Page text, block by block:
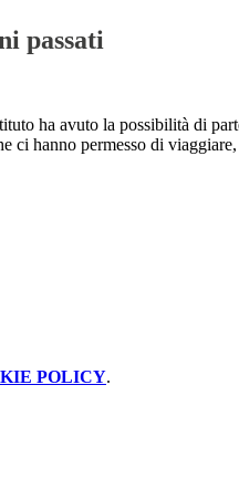
passati
ha avuto la possibilità di
ci hanno permesso di
POLICY.